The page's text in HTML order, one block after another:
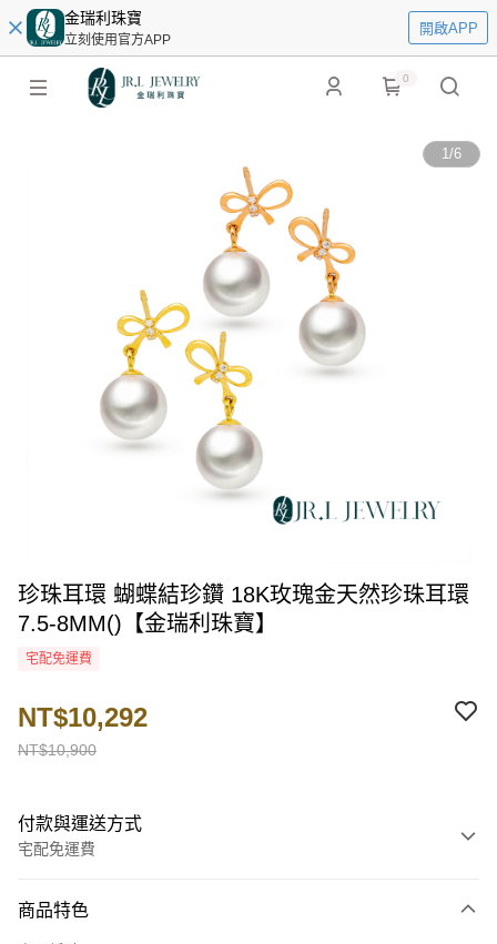
金瑞利珠寶
立刻使用官方APP
開啟APP
0
1/6
珍珠耳環 蝴蝶結珍鑽 18K玫瑰金天然珍珠耳環
7.5-8MM()【金瑞利珠寶】
宅配免運費
NT$10,900
NT$10,292
付款與運送方式
宅配免運費
信用卡一次付款
商品特色